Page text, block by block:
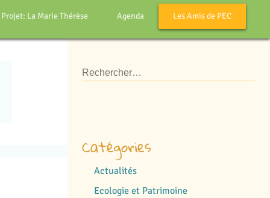
La Marie Thérèse Agenda Les Amis de PEC
Catégories
Actualités
Ecologie et Patrimoine